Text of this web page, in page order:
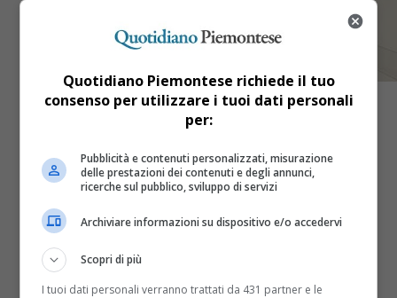
Salute1 anno fa
Conad Nord Ovest raccoglie
104.200 euro per Fondazione
Forma e l’ospedale Regina
Margherita
Quotidiano Piemontese richiede il tuo
consenso per utilizzare i tuoi dati personali
per:
Pubblicità e contenuti personalizzati, misurazione
delle prestazioni dei contenuti e degli annunci,
ricerche sul pubblico, sviluppo di servizi
Archiviare informazioni su dispositivo e/o accedervi
Scopri di più
I tuoi dati personali verranno trattati da 431 partner e le